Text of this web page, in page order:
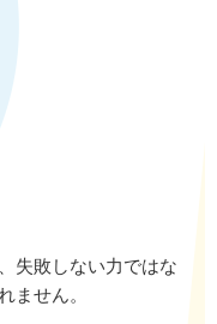
失敗しない力ではな
ません。